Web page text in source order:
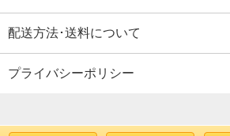
配送方法･送料について
プライバシーポリシー